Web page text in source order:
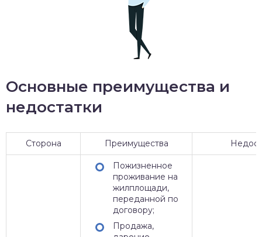
Основные преимущества и
недостатки
Сторона Преимущества
Пожизненное
проживание на
жилплощади,
переданной по
договору;
Продажа,